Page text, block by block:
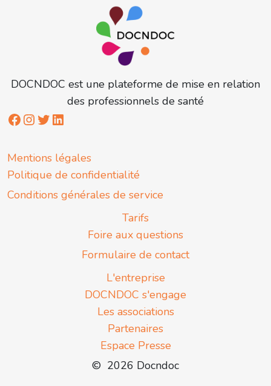
DOCNDOC est une plateforme de mise en relation
des professionnels de santé
Mentions légales
Politique de confidentialité
Conditions générales de service
Tarifs
Foire aux questions
Formulaire de contact
L'entreprise
DOCNDOC s'engage
Les associations
Partenaires
Espace Presse
© 2026 Docndoc